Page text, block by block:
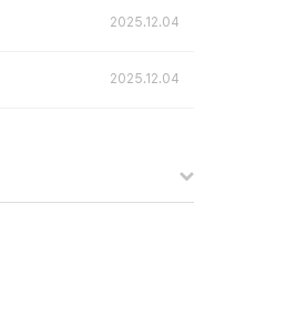
2025.12.04
2025.12.04